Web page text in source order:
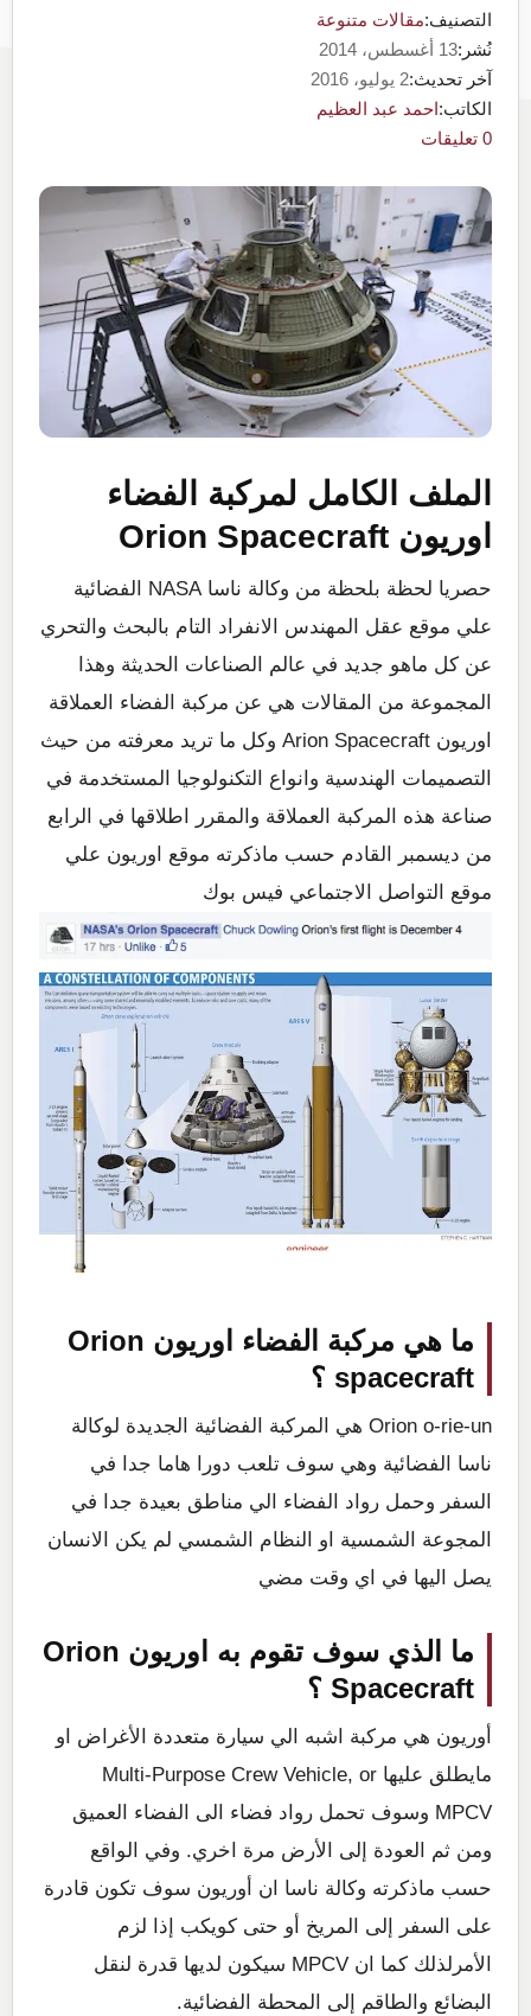
التصنيف:مقالات متنوعة
نُشر:13 أغسطس، 2014
آخر تحديث:2 يوليو، 2016
الكاتب:احمد عبد العظيم
0 تعليقات
الملف الكامل لمركبة الفضاء
اوريون Orion Spacecraft
حصريا لحظة بلحظة من وكالة ناسا NASA الفضائية
علي موقع عقل المهندس الانفراد التام بالبحث والتحري
عن كل ماهو جديد في عالم الصناعات الحديثة وهذا
المجموعة من المقالات هي عن مركبة الفضاء العملاقة
اوريون Arion Spacecraft وكل ما تريد معرفته من حيث
التصميمات الهندسية وانواع التكنولوجيا المستخدمة في
صناعة هذه المركبة العملاقة والمقرر اطلاقها في الرابع
من ديسمبر القادم حسب ماذكرته موقع اوريون علي
موقع التواصل الاجتماعي فيس بوك
ما هي مركبة الفضاء اوريون Orion
spacecraft ؟
Orion o-rie-un هي المركبة الفضائية الجديدة لوكالة
ناسا الفضائية وهي سوف تلعب دورا هاما جدا في
السفر وحمل رواد الفضاء الي مناطق بعيدة جدا في
المجوعة الشمسية او النظام الشمسي لم يكن الانسان
يصل اليها في اي وقت مضي
ما الذي سوف تقوم به اوريون Orion
Spacecraft ؟
أوريون هي مركبة اشبه الي سيارة متعددة الأغراض او
مايطلق عليها Multi-Purpose Crew Vehicle, or
MPCV وسوف تحمل رواد فضاء الى الفضاء العميق
ومن ثم العودة إلى الأرض مرة اخري. وفي الواقع
حسب ماذكرته وكالة ناسا ان أوريون سوف تكون قادرة
على السفر إلى المريخ أو حتى كويكب إذا لزم
الأمرلذلك كما ان MPCV سيكون لديها قدرة لنقل
البضائع والطاقم إلى المحطة الفضائية.